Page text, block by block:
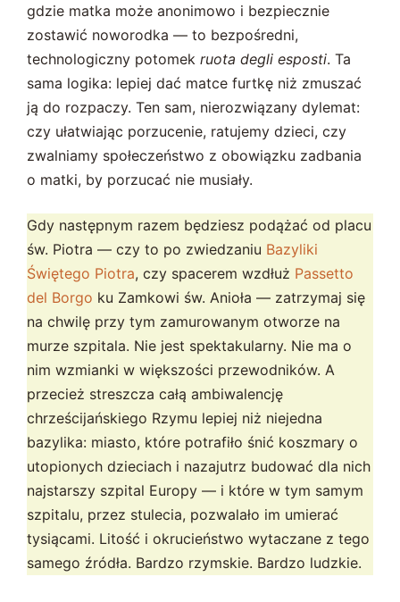
gdzie matka może anonimowo i bezpiecznie
zostawić noworodka — to bezpośredni,
technologiczny potomek ruota degli esposti. Ta
sama logika: lepiej dać matce furtkę niż zmuszać
ją do rozpaczy. Ten sam, nierozwiązany dylemat:
czy ułatwiając porzucenie, ratujemy dzieci, czy
zwalniamy społeczeństwo z obowiązku zadbania
o matki, by porzucać nie musiały.
Gdy następnym razem będziesz podążać od placu
św. Piotra — czy to po zwiedzaniu Bazyliki
Świętego Piotra, czy spacerem wzdłuż Passetto
del Borgo ku Zamkowi św. Anioła — zatrzymaj się
na chwilę przy tym zamurowanym otworze na
murze szpitala. Nie jest spektakularny. Nie ma o
nim wzmianki w większości przewodników. A
przecież streszcza całą ambiwalencję
chrześcijańskiego Rzymu lepiej niż niejedna
bazylika: miasto, które potrafiło śnić koszmary o
utopionych dzieciach i nazajutrz budować dla nich
najstarszy szpital Europy — i które w tym samym
szpitalu, przez stulecia, pozwalało im umierać
tysiącami. Litość i okrucieństwo wytaczane z tego
samego źródła. Bardzo rzymskie. Bardzo ludzkie.